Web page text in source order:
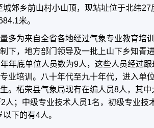
郊乡前山村小山顶，现站址位于北纬27
米。
为来自全省各地经过气象专业教育培
下，地方部门领导及一批上山下乡知青进
年底单位人员数为9人，这些人员经过跟
业培训。八十年代至九十年代，进入单
。柘荣县气象局现有在编人员8人，其中
人；中级专业技术人员1名，初级专业技
下的有4人。